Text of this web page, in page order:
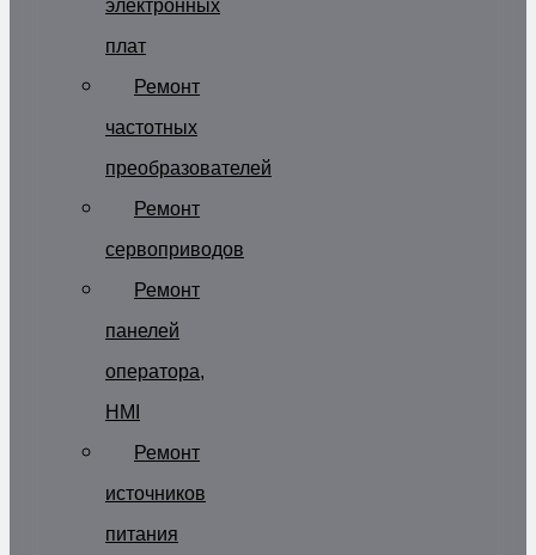
электронных
плат
Ремонт
частотных
преобразователей
Ремонт
сервоприводов
Ремонт
панелей
оператора,
HMI
Ремонт
источников
питания